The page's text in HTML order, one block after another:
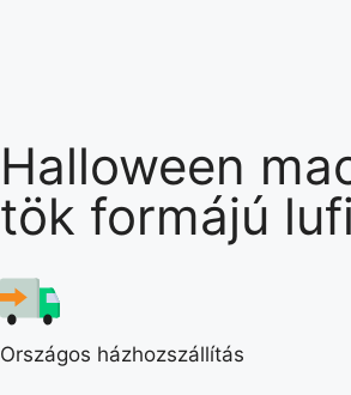
Halloween
tök formájú lufi
Országos házhozszállítás